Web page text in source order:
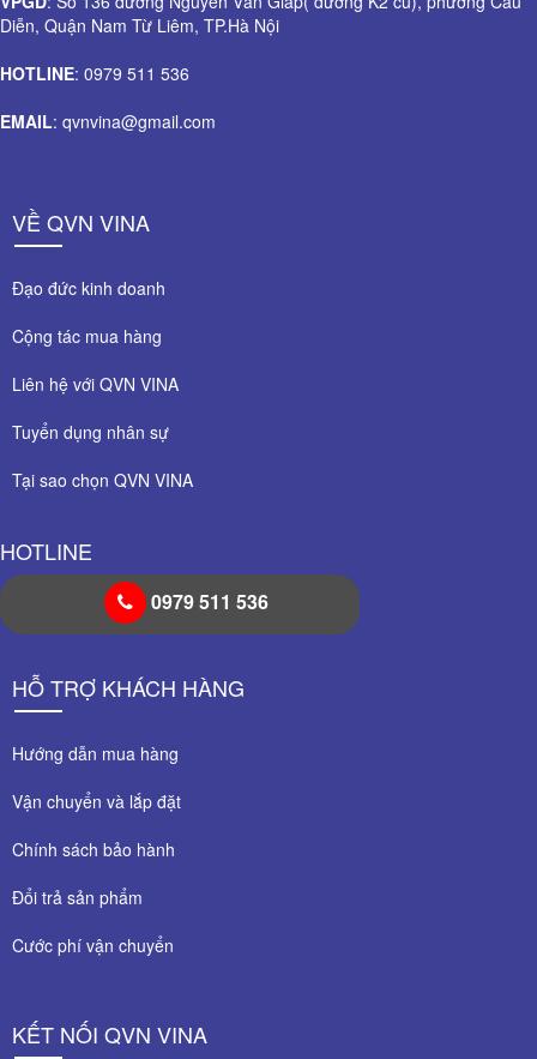
Diễn, Quận Nam Từ Liêm, TP.Hà Nội
HOTLINE: 0979 511 536
EMAIL: qvnvina@gmail.com
VỀ QVN VINA
Đạo đức kinh doanh
Cộng tác mua hàng
Liên hệ với QVN VINA
Tuyển dụng nhân sự
Tại sao chọn QVN VINA
HOTLINE
0979 511 536
HỖ TRỢ KHÁCH HÀNG
Hướng dẫn mua hàng
Vận chuyển và lắp đặt
Chính sách bảo hành
Đổi trả sản phẩm
Cước phí vận chuyển
KẾT NỐI QVN VINA